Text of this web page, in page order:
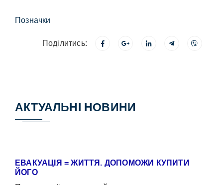
Позначки
Поділитись:
АКТУАЛЬНІ НОВИНИ
ЕВАКУАЦІЯ = ЖИТТЯ. ДОПОМОЖИ КУПИТИ
ЙОГО